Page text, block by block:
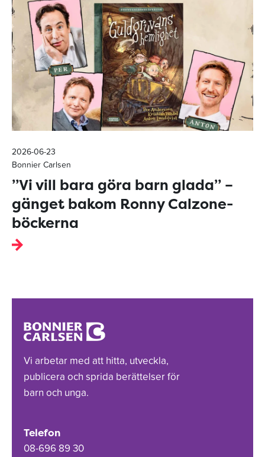
2026-06-23
Bonnier Carlsen
”Vi vill bara göra barn glada” –
gänget bakom Ronny Calzone-
böckerna
Vi arbetar med att hitta, utveckla,
publicera och sprida berättelser för
barn och unga.
Telefon
08-696 89 30